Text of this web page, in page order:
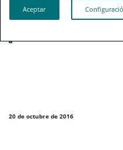
Noticias destacadas
PSN nombra a
20 de octubre de 2016
Aceptar